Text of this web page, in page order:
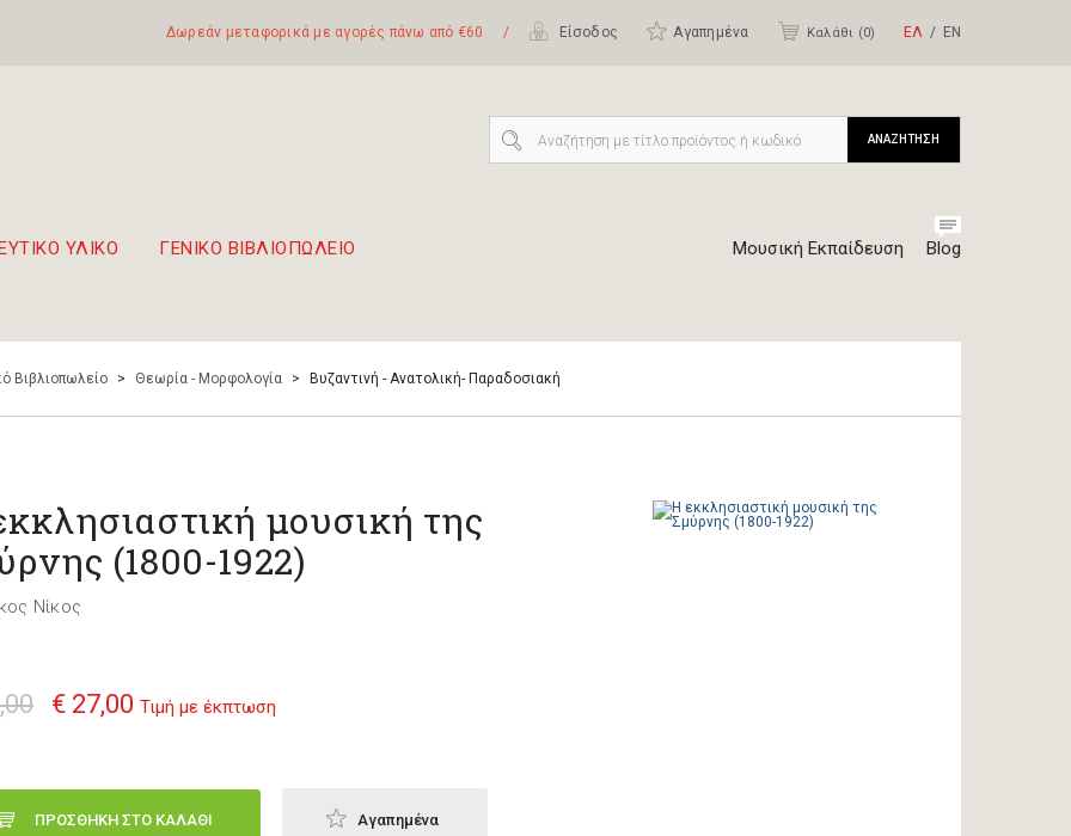
Δωρεάν μεταφορικά με αγορές πάνω από €60 / Είσοδος Αγαπημένα Καλάθι (0) ΕΛ ΕΝ
ΥΛΙΚΟ ΓΕΝΙΚΟ ΒΙΒΛΙΟΠΩΛΕΙΟ Μουσική Εκπαίδευση Blog
ΑΝΑΖΗΤΗΣΗ
Βιβλιοπωλείο > Θεωρία - Μορφολογία > Bυζαντινή - Ανατολική- Παραδοσιακή
μουσική της
(1800-1922)
Νίκος
€ 27,00 Τιμή με έκπτωση
ΠΡΟΣΘΗΚΗ ΣΤΟ ΚΑΛΑΘΙ Αγαπημένα